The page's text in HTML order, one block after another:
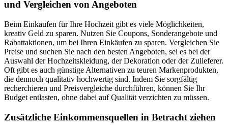
und Vergleichen von Angeboten
Beim Einkaufen für Ihre Hochzeit gibt es viele Möglichkeiten,
kreativ Geld zu sparen. Nutzen Sie Coupons, Sonderangebote und
Rabattaktionen, um bei Ihren Einkäufen zu sparen. Vergleichen Sie
Preise und suchen Sie nach den besten Angeboten, sei es bei der
Auswahl der Hochzeitskleidung, der Dekoration oder der Zulieferer.
Oft gibt es auch günstige Alternativen zu teuren Markenprodukten,
die dennoch qualitativ hochwertig sind. Indem Sie sorgfältig
recherchieren und Preisvergleiche durchführen, können Sie Ihr
Budget entlasten, ohne dabei auf Qualität verzichten zu müssen.
Zusätzliche Einkommensquellen in Betracht ziehen